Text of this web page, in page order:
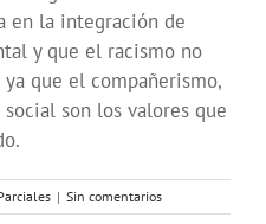
en la integración de
y que el racismo no
que el compañerismo,
son los valores que
| Sin comentarios